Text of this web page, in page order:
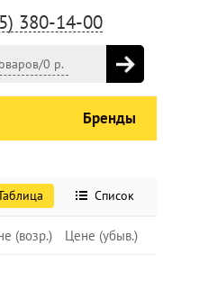
380-14-00
/0 р.
Бренды
Список
(возр.) Цене (убыв.)